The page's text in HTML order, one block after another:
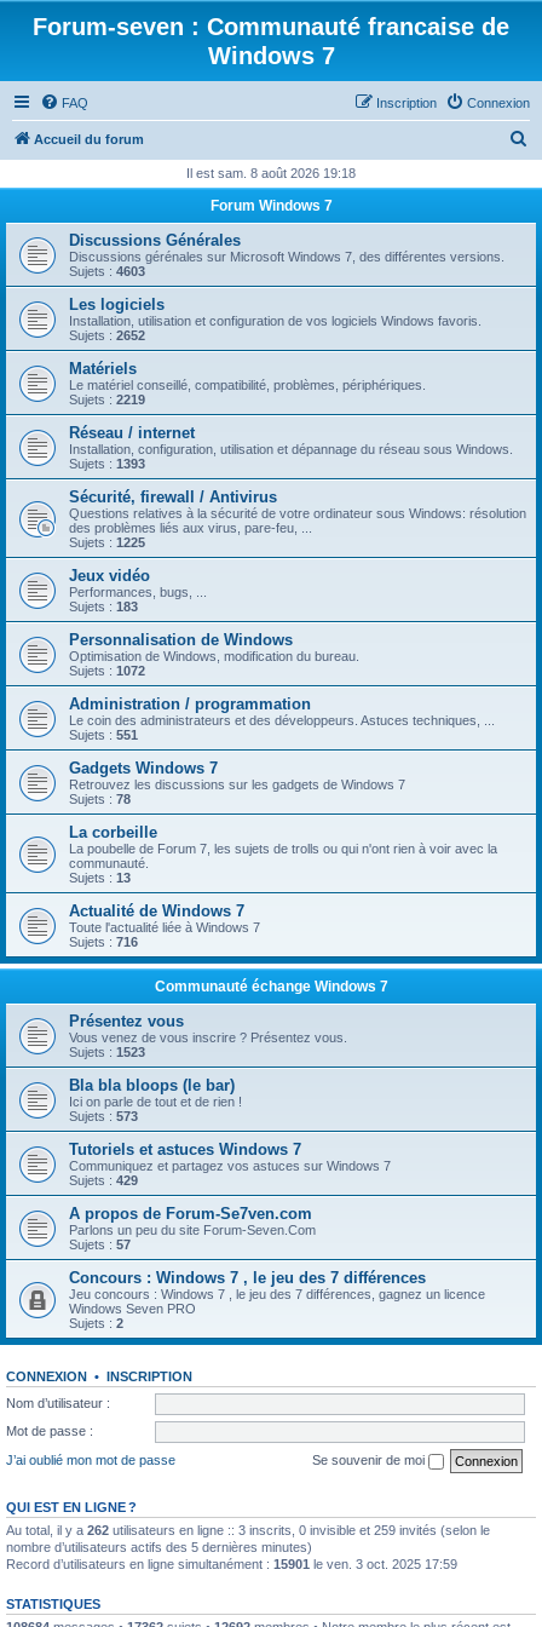
Forum-seven : Communauté francaise de
Windows 7
FAQ Connexion
Inscription
Accueil du forum
h
r
Il est sam. 8 août 2026 19:18
Forum Windows 7
Discussions Générales
Discussions gérénales sur Microsoft Windows 7, des différentes versions.
Sujets : 4603
Les logiciels
Installation, utilisation et configuration de vos logiciels Windows favoris.
Sujets : 2652
Matériels
Le matériel conseillé, compatibilité, problèmes, périphériques.
Sujets : 2219
Réseau / internet
Installation, configuration, utilisation et dépannage du réseau sous Windows.
Sujets : 1393
Sécurité, firewall / Antivirus
Questions relatives à la sécurité de votre ordinateur sous Windows: résolution
des problèmes liés aux virus, pare-feu, ...
Sujets : 1225
Jeux vidéo
Performances, bugs, ...
Sujets : 183
Personnalisation de Windows
Optimisation de Windows, modification du bureau.
Sujets : 1072
Administration / programmation
Le coin des administrateurs et des développeurs. Astuces techniques, ...
Sujets : 551
Gadgets Windows 7
Retrouvez les discussions sur les gadgets de Windows 7
Sujets : 78
La corbeille
La poubelle de Forum 7, les sujets de trolls ou qui n'ont rien à voir avec la
communauté.
Sujets : 13
Actualité de Windows 7
Toute l'actualité liée à Windows 7
Sujets : 716
Communauté échange Windows 7
Présentez vous
Vous venez de vous inscrire ? Présentez vous.
Sujets : 1523
Bla bla bloops (le bar)
Ici on parle de tout et de rien !
Sujets : 573
Tutoriels et astuces Windows 7
Communiquez et partagez vos astuces sur Windows 7
Sujets : 429
A propos de Forum-Se7ven.com
Parlons un peu du site Forum-Seven.Com
Sujets : 57
Concours : Windows 7 , le jeu des 7 différences
Jeu concours : Windows 7 , le jeu des 7 différences, gagnez un licence
Windows Seven PRO
Sujets : 2
CONNEXION • INSCRIPTION
Nom d’utilisateur :
Mot de passe :
J’ai oublié mon mot de passe
Se souvenir de moi
QUI EST EN LIGNE ?
Au total, il y a 262 utilisateurs en ligne :: 3 inscrits, 0 invisible et 259 invités (selon le
nombre d’utilisateurs actifs des 5 dernières minutes)
Record d’utilisateurs en ligne simultanément : 15901 le ven. 3 oct. 2025 17:59
STATISTIQUES